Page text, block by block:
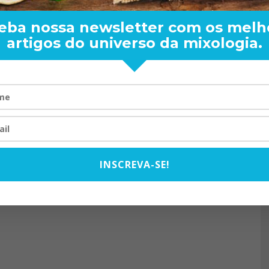
RAND BARTENDER: DE
VISTA PARA O MUNDO
nossa newsletter com os
artigos do universo da mixologia.
INSCREVA-SE!